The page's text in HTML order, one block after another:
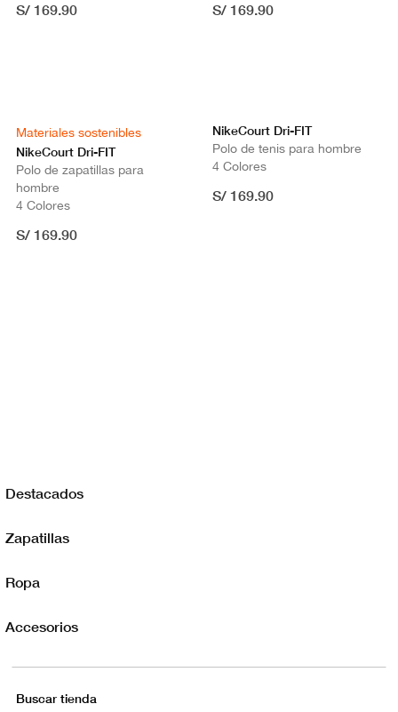
S/ 169.90 S/ 169.90
Materiales sostenibles
NikeCourt Dri-FIT
Polo de zapatillas para
hombre
4 Colores
S/ 169.90
NikeCourt Dri-FIT
Polo de tenis para hombre
4 Colores
S/ 169.90
Destacados
Zapatillas
Ropa
Accesorios
Buscar tienda